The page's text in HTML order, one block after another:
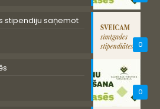
0
stipendiju saņemot
0